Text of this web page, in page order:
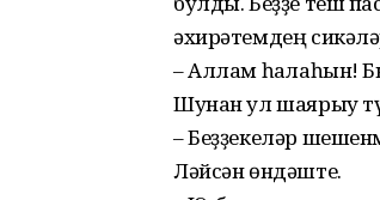
әхирәтемдең
– Аллам һаҡлаһын!
Шунан ул шаярыу
– Беҙҙекеләр
Ләйсән өндәште.